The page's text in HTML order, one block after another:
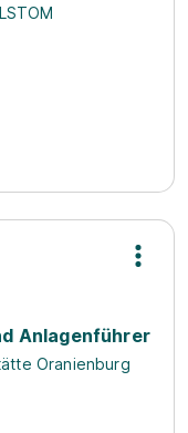
Anlagenführer
Oranienburg